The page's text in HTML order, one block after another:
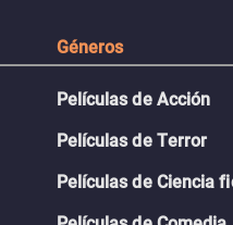
Géneros
Películas de Acción
Películas de Terror
Películas de Ciencia